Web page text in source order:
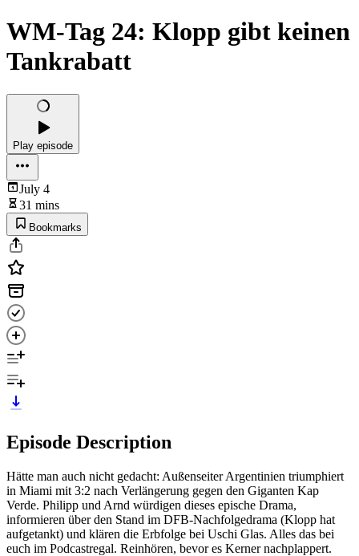
WM-Tag 24: Klopp gibt keinen
Tankrabatt
Play episode
July 4
31 mins
Bookmarks
Episode Description
Hätte man auch nicht gedacht: Außenseiter Argentinien triumphiert
in Miami mit 3:2 nach Verlängerung gegen den Giganten Kap
Verde. Philipp und Arnd würdigen dieses epische Drama,
informieren über den Stand im DFB-Nachfolgedrama (Klopp hat
aufgetankt) und klären die Erbfolge bei Uschi Glas. Alles das bei
euch im Podcastregal. Reinhören, bevor es Kerner nachplappert.